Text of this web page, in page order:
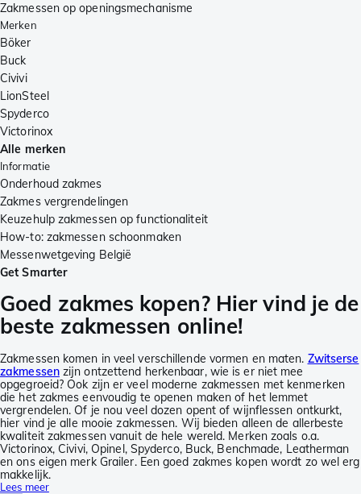
Zakmessen op openingsmechanisme
Merken
Böker
Buck
Civivi
LionSteel
Spyderco
Victorinox
Alle merken
Informatie
Onderhoud zakmes
Zakmes vergrendelingen
Keuzehulp zakmessen op functionaliteit
How-to: zakmessen schoonmaken
Messenwetgeving België
Get Smarter
Goed zakmes kopen? Hier vind je de
beste zakmessen online!
Zakmessen komen in veel verschillende vormen en maten. Zwitserse
zakmessenzijn ontzettend herkenbaar, wie is er niet mee
opgegroeid? Ook zijn er veel moderne zakmessen met kenmerken
die het zakmes eenvoudig te openen maken of het lemmet
vergrendelen. Of je nou veel dozen opent of wijnflessen ontkurkt,
hier vind je alle mooie zakmessen. Wij bieden alleen de allerbeste
kwaliteit zakmessen vanuit de hele wereld. Merken zoals o.a.
Victorinox, Civivi, Opinel, Spyderco, Buck, Benchmade, Leatherman
en ons eigen merk Grailer. Een goed zakmes kopen wordt zo wel erg
makkelijk.
Lees meer